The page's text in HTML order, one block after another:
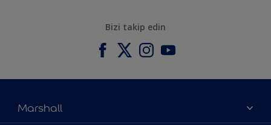
Bizi takip edin
Marshall